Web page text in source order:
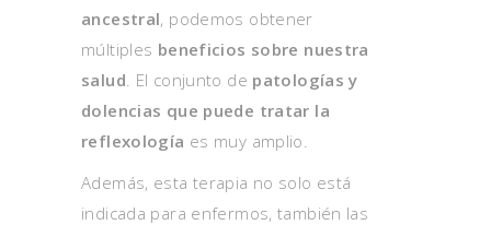
ancestral, podemos obtener
múltiples beneficios sobre nuestra
salud El conjunto de patologías y
dolencias que puede tratar la
reflexología es muy amplio.
Además, esta terapia no solo está
indicada para enfermos, también las